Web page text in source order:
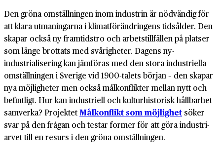
Den gröna omställningen inom industrin är nödvändig för
att klara utmaningarna i klimat­förändringens tidsålder. Den
skapar också ny framtidstro och arbets­tillfällen på platser
som länge brottats med svårigheter. Dagens ny­
industrialisering kan jämföras med den stora industriella
om­ställningen i Sverige vid 1900-talets början – den skapar
nya möjligheter men också mål­konflikter mellan nytt och
befintligt. Hur kan industriell och kultur­historisk hållbarhet
samverka? ProjektetMålkonflikt som möjlighet söker
svar på den frågan och testar former för att göra industri­
arvet till en resurs i den gröna om­ställningen.